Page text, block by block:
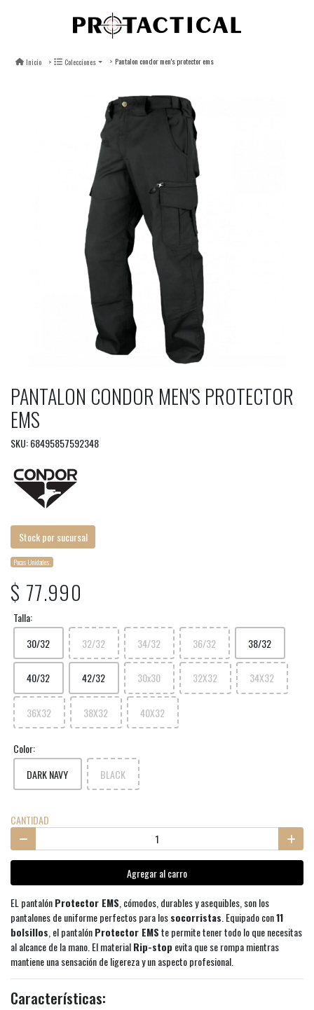
Inicio Colecciones Pantalon condor men's protector ems
PANTALON CONDOR MEN'S PROTECTOR
EMS
SKU: 68495857592348
Stock por sucursal
Pocas Unidades.
$ 77.990
Talla:
30/32
32/32 34/32 36/32 38/32
40/32 42/32 30x30 32X32 34X32
36X32 38X32 40X32
Color:
DARK NAVY
BLACK
CANTIDAD
Agregar al carro
EL pantalónProtector EMS , cómodos, durables y asequibles, son los
pantalones de uniforme perfectos para lossocorristas . Equipado con11
bolsillos , el pantalónProtector EMSte permite tener todo lo que necesitas
al alcance de la mano. El materialRip-stop evita que se rompa mientras
mantiene una sensación de ligereza y un aspecto profesional.
Características: